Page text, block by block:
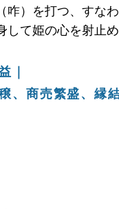
咋）を打つ、すな
して姫の心を射止
｜
、商売繁盛、縁